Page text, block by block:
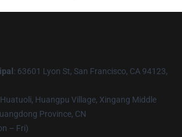
: 63601 Lyon St, San Francisco, CA 94123,
Huangpu Village, Xingang Middle
Province, CN
– Fri)